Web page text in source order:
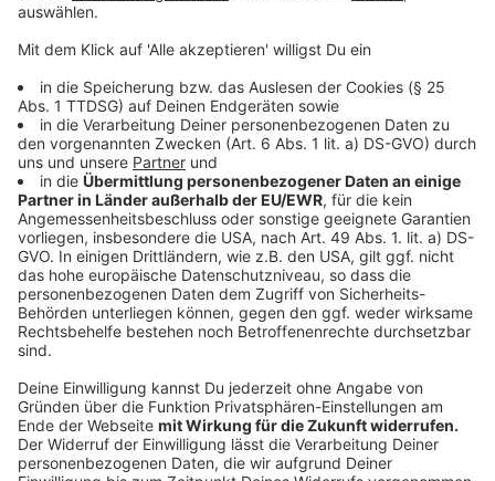
Mit einem Spritzbeutel kleine Rosetten auf ein
mit Backpapier belegtes Blech dressieren und im
Den Ofen auf 170 Grad herunterschalten und die
Windbeutel in 15 Minuten fertig backen.
Tomatenschmand:
Die Tomaten fein würfeln
Mit dem Schmand vermischen und mit Salz und
Pfeffer würzen.
Die Windbeutel aufschneiden und mit etwas
Schmand füllen.
Anzeige
Das ist der Kitchen Club by Nelson Müller
Anzeige